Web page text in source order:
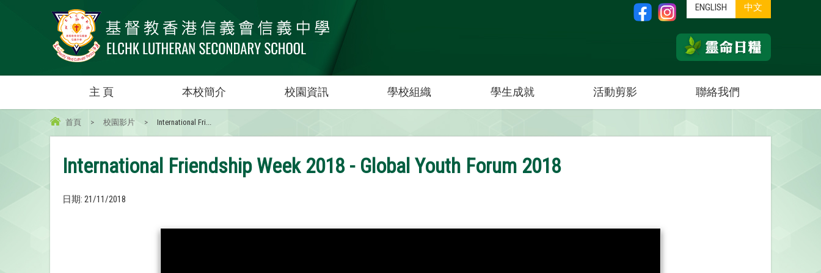
ENGLISH 中文
主 頁 本校簡介 校園資訊 學校組織 學生成就 活動剪影 聯絡我們
首頁 > 校園影片 > International Fri...
International Friendship Week 2018 - Global Youth Forum 2018
日期: 21/11/2018